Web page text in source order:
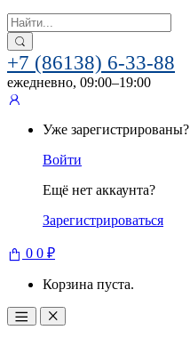
Search
for:
+7 (86138) 6-33-88
ежедневно, 09:00–19:00
Уже зарегистрированы?
Войти
Ещё нет аккаунта?
Зарегистрироваться
0 0 ₽
Корзина пуста.